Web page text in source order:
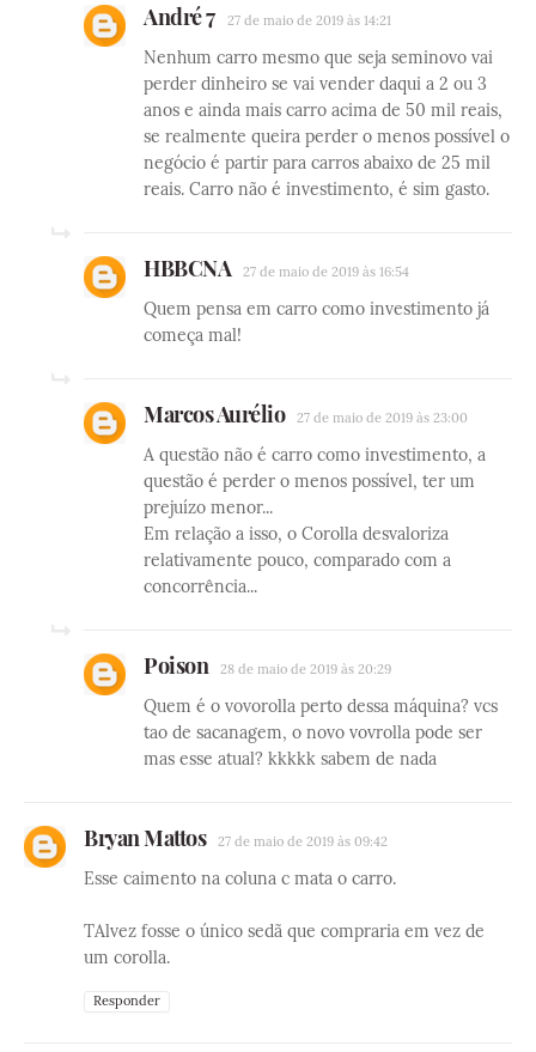
André 7 27 de maio de 2019 às 14:21
Nenhum carro mesmo que seja seminovo vai
perder dinheiro se vai vender daqui a 2 ou 3
anos e ainda mais carro acima de 50 mil reais,
se realmente queira perder o menos possível o
negócio é partir para carros abaixo de 25 mil
reais. Carro não é investimento, é sim gasto.
HBBCNA 27 de maio de 2019 às 16:54
Quem pensa em carro como investimento já
começa mal!
Marcos Aurélio 27 de maio de 2019 às 23:00
A questão não é carro como investimento, a
questão é perder o menos possível, ter um
prejuízo menor...
Em relação a isso, o Corolla desvaloriza
relativamente pouco, comparado com a
concorrência...
Poison 28 de maio de 2019 às 20:29
Quem é o vovorolla perto dessa máquina? vcs
tao de sacanagem, o novo vovrolla pode ser
mas esse atual? kkkkk sabem de nada
Bryan Mattos 27 de maio de 2019 às 09:42
Esse caimento na coluna c mata o carro.
TAlvez fosse o único sedã que compraria em vez de
um corolla.
Responder